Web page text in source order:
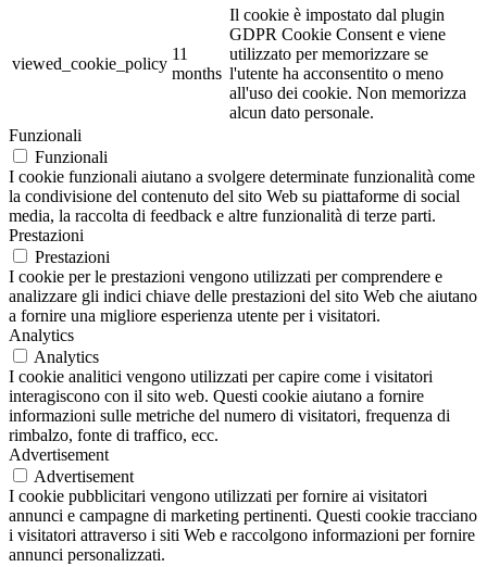
viewed_cookie_policy
11
months
Il cookie è impostato dal plugin
GDPR Cookie Consent e viene
utilizzato per memorizzare se
l'utente ha acconsentito o meno
all'uso dei cookie. Non memorizza
alcun dato personale.
Funzionali
Funzionali
I cookie funzionali aiutano a svolgere determinate funzionalità come
la condivisione del contenuto del sito Web su piattaforme di social
media, la raccolta di feedback e altre funzionalità di terze parti.
Prestazioni
Prestazioni
I cookie per le prestazioni vengono utilizzati per comprendere e
analizzare gli indici chiave delle prestazioni del sito Web che aiutano
a fornire una migliore esperienza utente per i visitatori.
Analytics
Analytics
I cookie analitici vengono utilizzati per capire come i visitatori
interagiscono con il sito web. Questi cookie aiutano a fornire
informazioni sulle metriche del numero di visitatori, frequenza di
rimbalzo, fonte di traffico, ecc.
Advertisement
Advertisement
I cookie pubblicitari vengono utilizzati per fornire ai visitatori
annunci e campagne di marketing pertinenti. Questi cookie tracciano
i visitatori attraverso i siti Web e raccolgono informazioni per fornire
annunci personalizzati.